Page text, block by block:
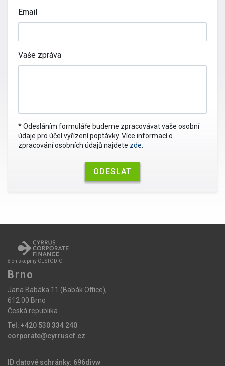
Email
Vaše zpráva
* Odesláním formuláře budeme zpracovávat vaše osobní
údaje pro účel vyřízení poptávky. Více informací o
zpracování osobních údajů najdete zde
člen skupiny CUSTODIO
Brno
Jana Babáka 11 (Babák Office),
612 00 Brno
Česká republika
Tel: +420 530 334 240
corporate@cyrruscf.cz
ID datové schránky: 696divw